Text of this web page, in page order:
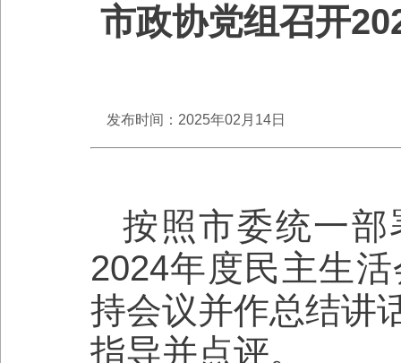
市政协党组召开
发布时间：2025年02月14日
按照市委统一
2024年度民主生
持会议并作总结讲
指导并点评。